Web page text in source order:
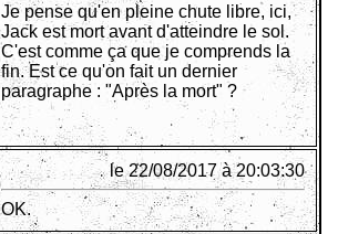
Je pense qu'en pleine chute libre, ici,
Jack est mort avant d'atteindre le sol.
C'est comme ça que je comprends la
fin. Est ce qu'on fait un dernier
paragraphe : "Après la mort" ?
le 22/08/2017 à 20:03:30
OK.